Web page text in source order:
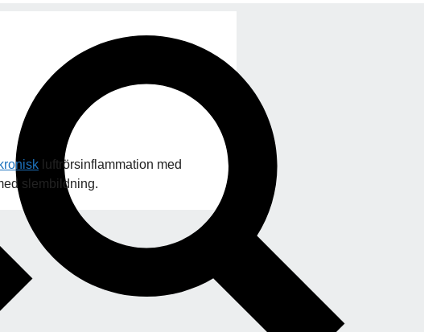
kronisk luftrörsinflammation med
slembildning.